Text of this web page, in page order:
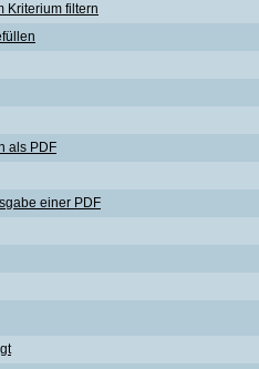
Kriterium filtern
als PDF
einer PDF